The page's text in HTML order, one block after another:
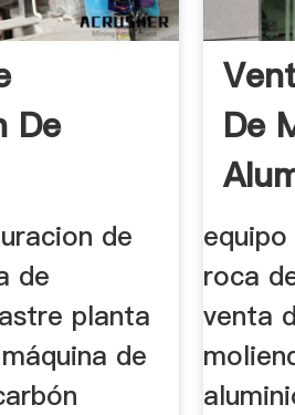
De
de
de
planta
de
De
roca
venta